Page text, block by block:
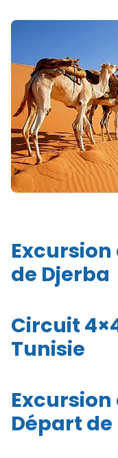
Excursion
de Djerba
Circuit
Tunisie
Départ de